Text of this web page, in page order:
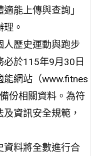
能上傳與查詢」
。
人歷史運動與跑步
必於115年9月30日
能網站（www.fitnes
份相關資料。為符
資訊安全規範，
資料將全數進行合